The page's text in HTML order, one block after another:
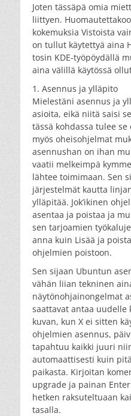
Joten tässäpä omia
liittyen.
kokemuksia Vistoista
on tullut käytettyä aina
tosin KDE-työpöydällä
aina välillä käytössä
1. Asennus ja ylläpito
Mielestäni asennus ja
asioita, eikä niitä saisi
tässä kohdassa tulee
myös oheisohjelmat
asennushan on ihan
vaatii melkeimpä
lähtee toimimaan. Sen
järjestelmät kautta
ylläpitää. Jok’ikinen
asentaa ja poistaa ja
sen tarjoamien
anna kuin Lisää ja
ohjelmien poistoon.
Sen sijaan Ubuntun
vähän liian tekninen
näytönohjainongelmat
saattavat antaa uudelle
kuvan, kun X ei sitten
ohjelmien asennus,
tapahtuu kaikki juuri
automaattisesti kuin
paikasta. Kirjoitan
upgrade ja painan
hetken raksuteltuaan
tasalla.